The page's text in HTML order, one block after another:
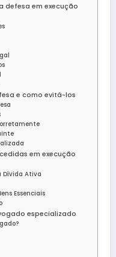
defesa em execução
e como evitá-los
em execução
Dívida Ativa
Essenciais
especializado